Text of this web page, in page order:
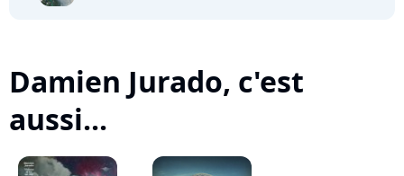
Damien Jurado, c'est
aussi...